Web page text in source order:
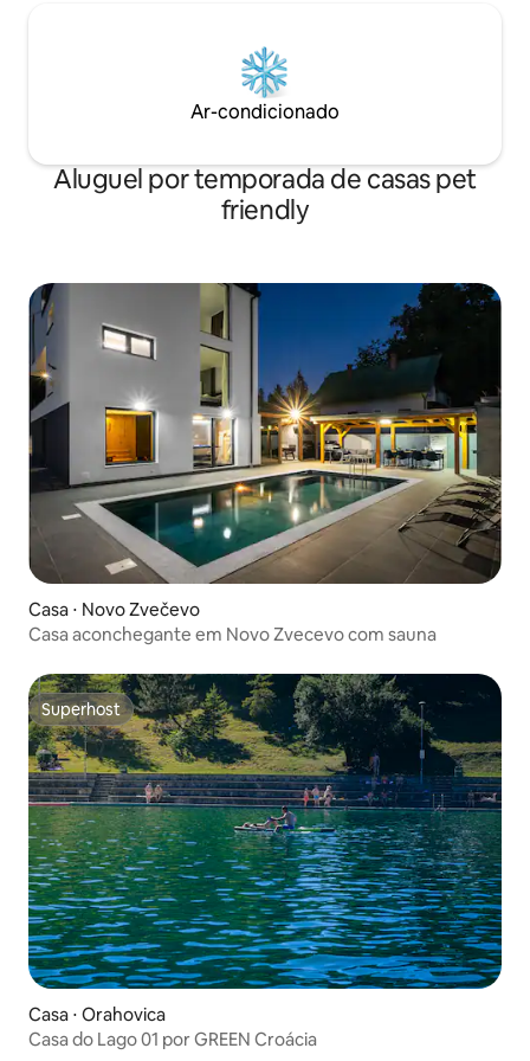
Ar-condicionado
Aluguel por temporada de casas pet
friendly
Casa ⋅ Novo Zvečevo
Casa aconchegante em Novo Zvecevo com sauna
Superhost
Superhost
Casa ⋅ Orahovica
Casa do Lago 01 por GREEN Croácia